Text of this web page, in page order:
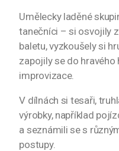
Umělecky laděné
tanečníci – si osvojily
baletu, vyzkoušely si
zapojily se do hravého
improvizace.
V dílnách si tesaři,
výrobky, například
a seznámili se s
postupy.